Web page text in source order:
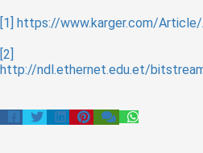
[1] https://www.karger.com/
[2]
http://ndl.ethernet.edu.et/